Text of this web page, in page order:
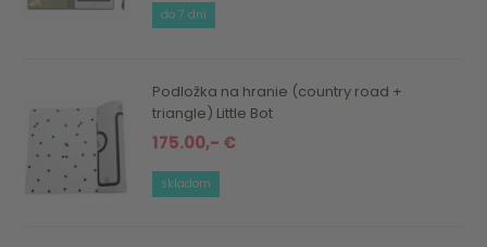
do 7 dní
Podložka na hranie (country road +
triangle) Little Bot
175.00,- €
skladom